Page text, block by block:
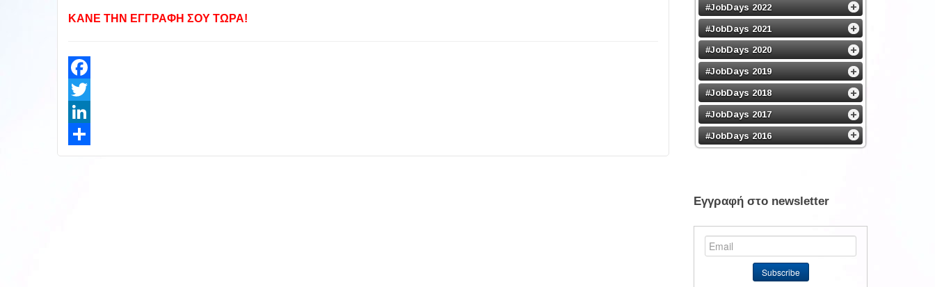
ΚΑΝΕ ΤΗΝ ΕΓΓΡΑΦΗ ΣΟΥ ΤΩΡΑ!
Facebook
Twitter
LinkedIn
Share
#JobDays 2022
#JobDays 2021
#JobDays 2020
#JobDays 2019
#JobDays 2018
#JobDays 2017
#JobDays 2016
Εγγραφή στο newsletter